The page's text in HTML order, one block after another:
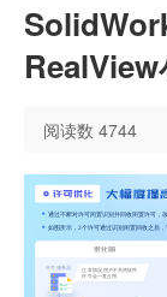
RealView
阅读数 4744